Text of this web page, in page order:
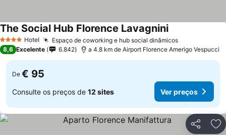
4 EstrelasHotel Espaço de coworking e hub social dinâmicosVer preços
The Social Hub Florence LavagniniVer preços
8,6 Excelente 6.842 a 4.8 km de Airport Florence Amerigo Vespucci
De € 95
Consulte os preços de 12 sites Ver preços
Partilhar